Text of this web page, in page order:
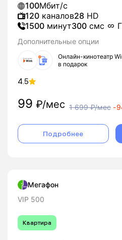
100Мбит/с
120 каналов28 HD
1500 минут300 смс
Дополнительные опции
Онлайн-кинотеатр
в подарок
4.5
99 ₽/мес 1 699₽/мес -
Подробнее
Мегафон
VIP 500
Квартира